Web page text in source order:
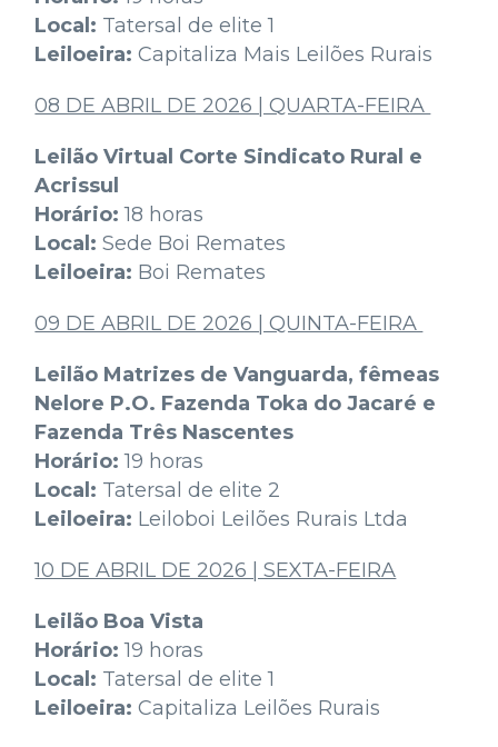
Local: Tatersal de elite 1
Leiloeira: Capitaliza Mais Leilões Rurais
08 DE ABRIL DE 2026 | QUARTA-FEIRA
Leilão Virtual Corte Sindicato Rural e
Acrissul
Horário: 18 horas
Local: Sede Boi Remates
Leiloeira: Boi Remates
09 DE ABRIL DE 2026 | QUINTA-FEIRA
Leilão Matrizes de Vanguarda, fêmeas
Nelore P.O. Fazenda Toka do Jacaré e
Fazenda Três Nascentes
Horário: 19 horas
Local: Tatersal de elite 2
Leiloeira: Leiloboi Leilões Rurais Ltda
10 DE ABRIL DE 2026 | SEXTA-FEIRA
Leilão Boa Vista
Horário:19 horas
Local: Tatersal de elite 1
Leiloeira: Capitaliza Leilões Rurais